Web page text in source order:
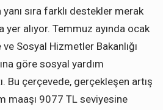
sıra farklı destekler merak
yer alıyor. Temmuz ayında ocak
Sosyal Hizmetler Bakanlığı
göre sosyal yardım
Bu çerçevede, gerçekleşen artış
maaşı 9077 TL seviyesine